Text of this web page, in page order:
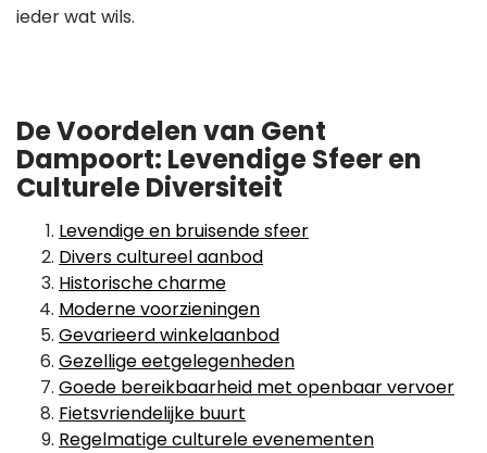
ieder wat wils.
De Voordelen van Gent
Dampoort: Levendige Sfeer en
Culturele Diversiteit
Levendige en bruisende sfeer
Divers cultureel aanbod
Historische charme
Moderne voorzieningen
Gevarieerd winkelaanbod
Gezellige eetgelegenheden
Goede bereikbaarheid met openbaar vervoer
Fietsvriendelijke buurt
Regelmatige culturele evenementen